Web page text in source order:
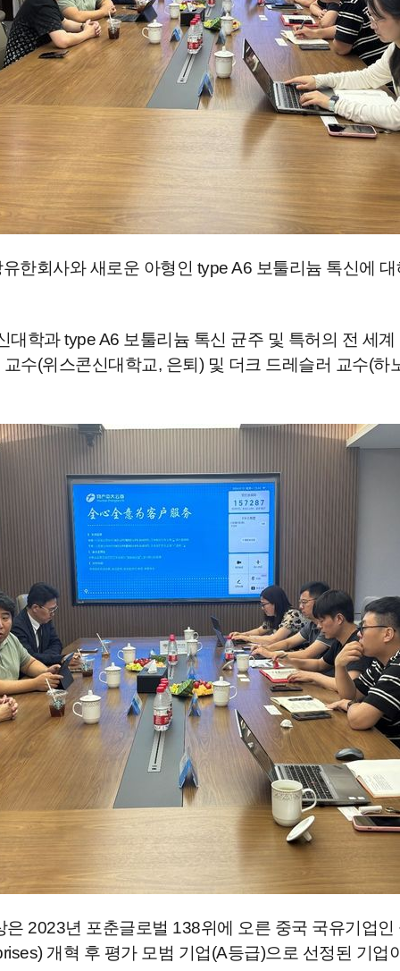
한회사와 새로운 아형인 type A6 보툴리늄 톡신에
학과 type A6 보툴리늄 톡신 균주 및 특허의 전 세
수(위스콘신대학교, 은퇴) 및 더크 드레슬러 교수(
2023년 포춘글로벌 138위에 오른 중국 국유기업
개혁 후 평가 모범 기업(A등급)으로 선정된 기업